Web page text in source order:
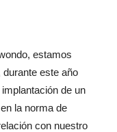
estamos
este año
de un
la norma de
con nuestro